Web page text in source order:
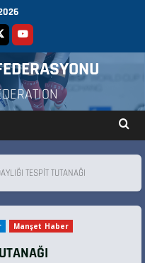
TESPİT TUTANAĞI
Manşet Haber